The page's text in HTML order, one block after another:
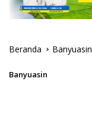
Beranda Banyuasin
Banyuasin